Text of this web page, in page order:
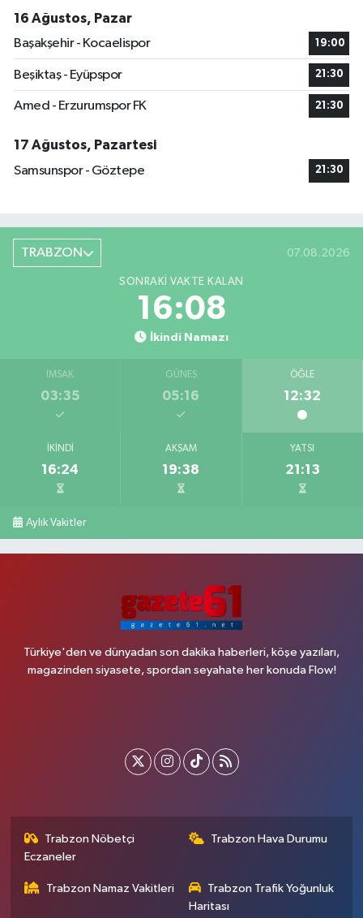
16 Ağustos, Pazar
Başakşehir - Kocaelispor
19:00
Beşiktaş - Eyüpspor 21:30
Amed - Erzurumspor FK 21:30
17 Ağustos, Pazartesi
Samsunspor - Göztepe
21:30
TRABZON 07.08.2026
SONRAKI VAKTE KALAN
16:08
İkindi Namazı
İMSAK
03:35
GÜNEŞ
05:16
ÖĞLE
12:32
İKINDI
16:24
AKŞAM
19:38
YATSI
21:13
Aylık Vakitler
Türkiye'den ve dünyadan son dakika haberleri, köşe yazıları,
magazinden siyasete, spordan seyahate her konuda Flow!
Trabzon Nöbetçi
Eczaneler
Trabzon Hava Durumu
Trabzon Namaz Vakitleri
Trabzon Trafik Yoğunluk
Haritası